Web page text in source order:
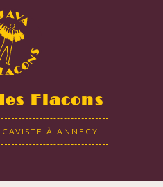
Flacons
À ANNECY